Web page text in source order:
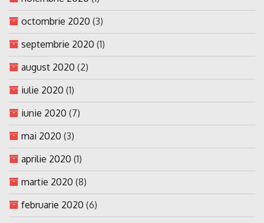
octombrie 2020 (3)
septembrie 2020 (1)
august 2020 (2)
iulie 2020 (1)
iunie 2020 (7)
mai 2020 (3)
aprilie 2020 (1)
martie 2020 (8)
februarie 2020 (6)